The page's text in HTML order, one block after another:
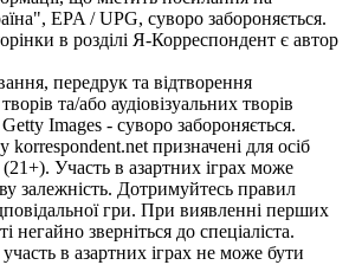
EPA / UPG, суворо забороняється.
в розділі Я-Корреспондент є автор
передрук та відтворення
та/або аудіовізуальних творів
Images - суворо забороняється.
korrespondent.net призначені для осіб
Участь в азартних іграх може
залежність. Дотримуйтесь правил
гри. При виявленні перших
негайно зверніться до спеціаліста.
в азартних іграх не може бути